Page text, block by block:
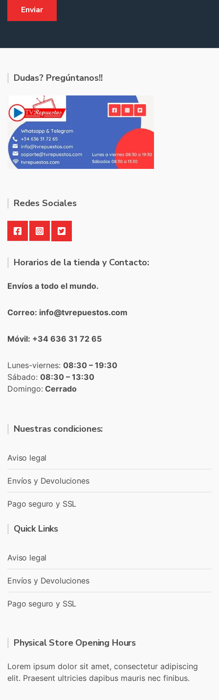
Dudas? Pregúntanos!!
Redes Sociales
Horarios de la tienda y Contacto:
Envíos a todo el mundo.
Correo: info@tvrepuestos.com
Móvil: +34 636 31 72 65
Lunes-viernes: 08:30 – 19:30
Sábado: 08:30 – 13:30
Domingo: Cerrado
Nuestras condiciones:
Aviso legal
Envíos y Devoluciones
Pago seguro y SSL
Quick Links
Aviso legal
Envíos y Devoluciones
Pago seguro y SSL
Physical Store Opening Hours
Lorem ipsum dolor sit amet, consectetur adipiscing
elit. Praesent ultricies dapibus mauris nec finibus.